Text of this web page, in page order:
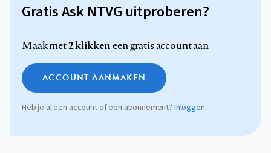
Gratis Ask NTVG uitproberen?
Maak met2 klikkeneen gratis account aan
ACCOUNT AANMAKEN
Heb je al een account of een abonnement?Inloggen